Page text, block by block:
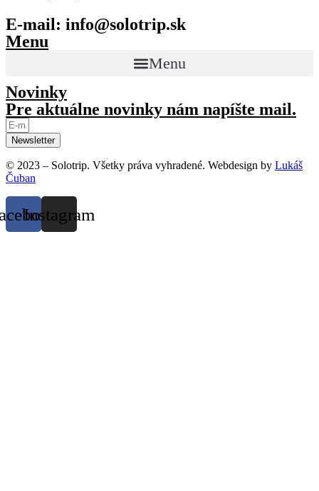
E-mail: info@solotrip.sk
Menu
Menu
Novinky
Pre aktuálne novinky nám napíšte mail.
Newsletter
© 2023 – Solotrip. Všetky práva vyhradené. Webdesign by Lukáš
Čuban
Instagram